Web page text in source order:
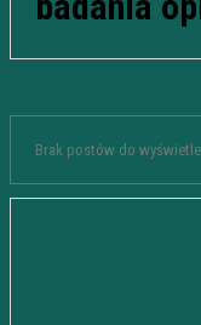
Brak postów do